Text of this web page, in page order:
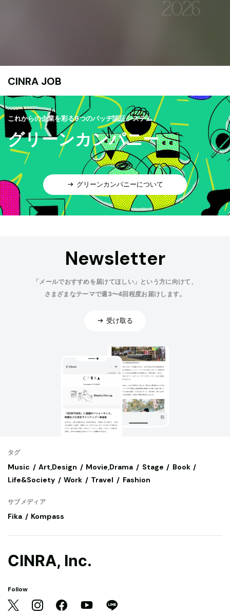
CINRA JOB
これからの企業を彩る9つのバッヂ認証システム
グリーンカンパニー
グリーンカンパニーについて
Newsletter
「メールでおすすめを届けてほしい」という方に向けて、
さまざまなテーマで週3〜4回程度お届けします。
受け取る
タグ
Music Art,Design Movie,Drama Stage
Book
Life&Society
Work Travel Fashion
サブメディア
Fika Kompass
CINRA, Inc.
Follow